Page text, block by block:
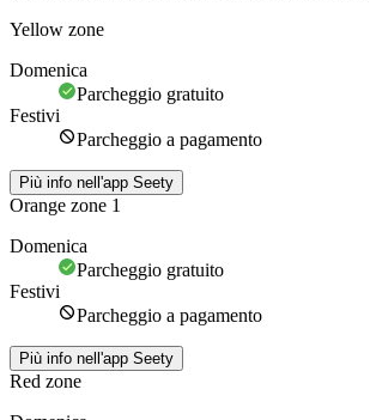
Yellow zone
Domenica
Parcheggio gratuito
Festivi
Parcheggio a pagamento
Più info nell'app Seety
Orange zone 1
Domenica
Parcheggio gratuito
Festivi
Parcheggio a pagamento
Più info nell'app Seety
Red zone